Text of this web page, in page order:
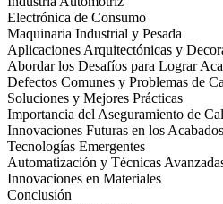
Electrónica de Consumo
Maquinaria Industrial y Pesada
Aplicaciones Arquitectónicas y
Abordar los Desafíos para Lograr
Defectos Comunes y Problemas de
Soluciones y Mejores Prácticas
Importancia del Aseguramiento de
Innovaciones Futuras en los
Tecnologías Emergentes
Automatización y Técnicas
Innovaciones en Materiales
Conclusión